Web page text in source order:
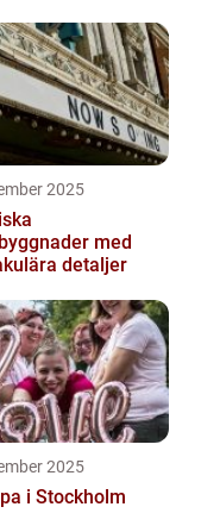
2025
med
detaljer
2025
i Stockholm